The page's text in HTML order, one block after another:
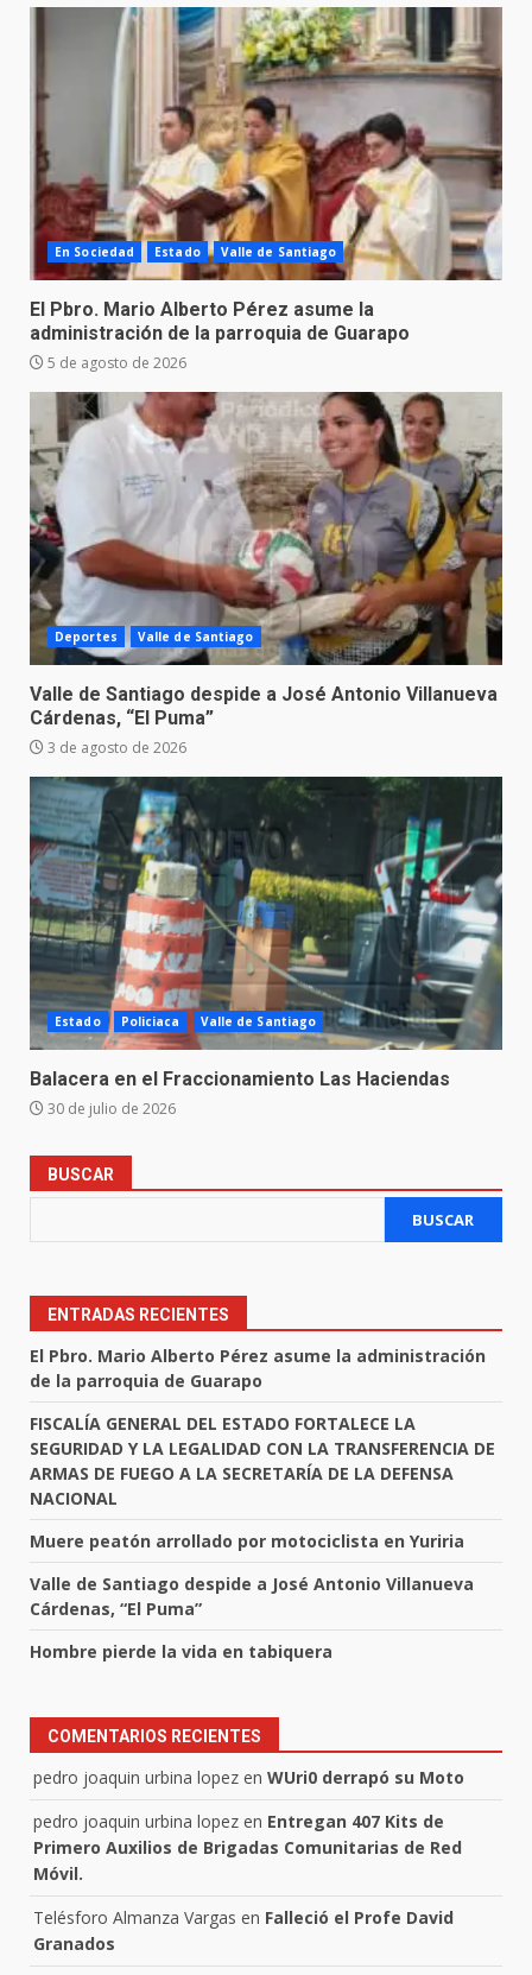
En Sociedad Estado Valle de Santiago
El Pbro. Mario Alberto Pérez asume la
administración de la parroquia de Guarapo
5 de agosto de 2026
Deportes Valle de Santiago
Valle de Santiago despide a José Antonio Villanueva
Cárdenas, “El Puma”
3 de agosto de 2026
Estado Policiaca Valle de Santiago
Balacera en el Fraccionamiento Las Haciendas
30 de julio de 2026
BUSCAR
BUSCAR
ENTRADAS RECIENTES
El Pbro. Mario Alberto Pérez asume la administración
de la parroquia de Guarapo
FISCALÍA GENERAL DEL ESTADO FORTALECE LA
SEGURIDAD Y LA LEGALIDAD CON LA TRANSFERENCIA DE
ARMAS DE FUEGO A LA SECRETARÍA DE LA DEFENSA
NACIONAL
Muere peatón arrollado por motociclista en Yuriria
Valle de Santiago despide a José Antonio Villanueva
Cárdenas, “El Puma”
Hombre pierde la vida en tabiquera
COMENTARIOS RECIENTES
pedro joaquin urbina lopez en WUri0 derrapó su Moto
pedro joaquin urbina lopez en Entregan 407 Kits de
Primero Auxilios de Brigadas Comunitarias de Red
Móvil.
Telésforo Almanza Vargas en Falleció el Profe David
Granados